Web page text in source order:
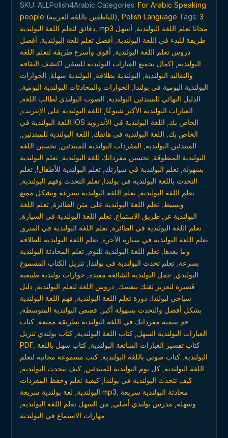
أي
وقت
وفي
أي
مكان
quantity
SKU: ALLPolish4Arabic Categories: For Arabic Speaking
people (للناطقين باللغة العربية) Polish Language Tags: 3
دقائق لتعلم اللغة البولندية
mp3 مجانا تعلم اللغة البولندية أسهل
طريقة للبدء في اللغة البولندية أفضل تعلم للغة البولندية أفضل
دروس تعلم اللغة البولندية أقوى وأسرع طريقة لتعلم اللغة
البولندية إكمال تجميع العبارات البولندية للسفر
اكتشف الثقافة
والتقاليد البولندية البولندية بطلاقة البولندية سهلة الحوارات
البولندية اليومية في بولندا الحوارات والمحادثات البولندية اليومية
الدليل النهائي للمبتدئين البولندية الصوت البولندي لطالب اللغة
العبارات البولندية الأكثر شيوعًا اللغة البولندية على الإنترنت
اللغة البولندية في IOS الخاص بك اللغة البولندية في الأندرويد
الخاص بك اللغة البولندية في هاتفك اللغة البولندية للمبتدئين
المبتدئين البولندية المفردات البولندية للمبتدئين تحسين اللغة
البولندية المنطوقة تحسين مفرداتك للغة البولندية تعلم البولندية
بسهولة تعلم البولندية في سيارتك تعلم البولندية للأطفال! تعلم
التحدث باللغة البولندية في بولندا تعلم التحدث وفهم البولندية
تعلم اللغة البولندية تعلم اللغة البولندية بسرعة وبشكل ممتع
وبسيط تعلم اللغة البولندية على متن الطائرة تعلم اللغة
البولندية عن طريق الاستماع تعلم اللغة البولندية في السيارة
تعلم اللغة البولندية في الطائرة تعلم اللغة البولندية في المترو
تعلم اللغة البولندية في سيارة الأجرة تعلم اللغة البولندية للطلاقة
وما بعدها تعلم اللغة البولندية للنوم تعلم المحادثة البولندية
بسرعة تعلم تحدث البولندية في بولندا تنزيل الكتاب المسموع
البولندي جمل البولندية الشائعة مفيدة حوارات بولندية طبيعية
قصيرة لتعزيز ثقتك بنفسك دروس اللغة لتعلم البولندية دليل
سياحي لبولندا دورة تعلم اللغة البولندية فهم اللغة البولندية
بشكل أفضل والتحدث بسهولة أكبر
قصص البولندية المتوسطة
قم بتنمية مفرداتك في اللغة البولندية بطريقة ممتعة كتاب
العبارات البولندية السهل كتاب اللغة البولندية كتاب بولندي تنزيل
PDF
كتاب تفسير العبارات الشائعة البولندية كتاب سهل باللغة
البولندية كتاب صوتي باللغة البولندية كتب مسموعة مجانية لتعلم
اللغة البولندية كل يوم البولندية للمبتدئين كيف تتحدث البولندية
كيف تتحدث البولندية في بولندا كيفية تعلم وحفظ المفردات
البولندية لغة بولندية سريعة mp3 محادثة البولندية سريعة
وسهلة مدرس بولندي أصلي من السهل تعلم اللغة البولندية
مهارات الاستماع في البولندية